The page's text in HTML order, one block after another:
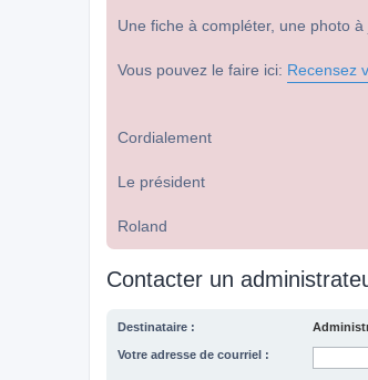
Une fiche à compléter, une photo
Vous pouvez le faire ici: Recensez
Cordialement
Le président
Roland
Contacter un
Destinataire :
Votre adresse de courriel :